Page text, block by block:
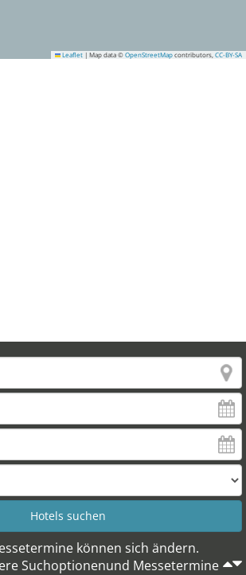
Leaflet | Map data © OpenStreetMap contributors, CC-BY-SA
können sich ändern.
Suchoptionenund Messetermine